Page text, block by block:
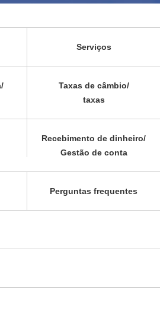
Serviços
Taxas de câmbio/
taxas
Recebimento de dinheiro/
Gestão de conta
Perguntas frequentes